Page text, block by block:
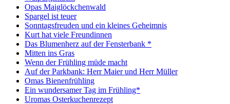
Opas Maiglöckchenwald
Spargel ist teuer
Sonntagsfreuden und ein kleines Geheimnis
Kurt hat viele Freundinnen
Das Blumenherz auf der Fensterbank *
Mitten ins Gras
Wenn der Frühling müde macht
Auf der Parkbank: Herr Maier und Herr Müller
Omas Bienenfrühling
Ein wundersamer Tag im Frühling*
Uromas Osterkuchenrezept